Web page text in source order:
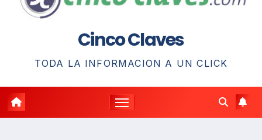
Cinco Claves
TODA LA INFORMACION A UN CLICK